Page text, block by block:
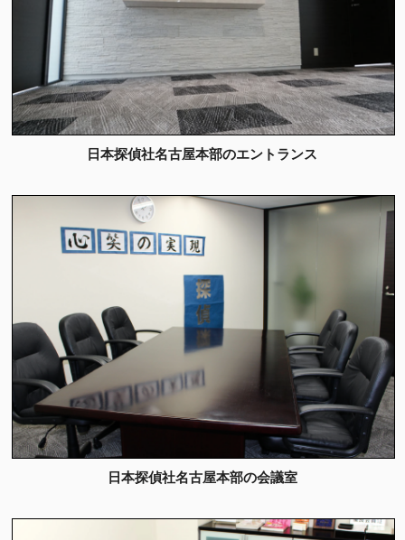
日本探偵社名古屋本部のエントランス
日本探偵社名古屋本部の会議室